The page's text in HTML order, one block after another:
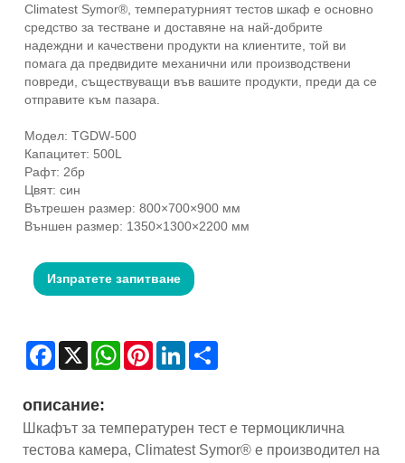
Climatest Symor®, температурният тестов шкаф е основно
средство за тестване и доставяне на най-добрите
надеждни и качествени продукти на клиентите, той ви
помага да предвидите механични или производствени
повреди, съществуващи във вашите продукти, преди да се
отправите към пазара.
Модел: TGDW-500
Капацитет: 500L
Рафт: 2бр
Цвят: син
Вътрешен размер: 800×700×900 мм
Външен размер: 1350×1300×2200 мм
Изпратете запитване
Facebook
X WhatsAppPinterestLinkedIn
описание:
Шкафът за температурен тест е термоциклична
тестова камера, Climatest Symor® е производител на